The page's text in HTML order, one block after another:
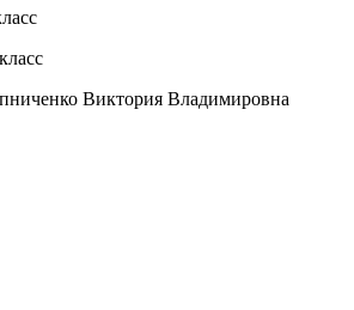
Виктория Владимировна